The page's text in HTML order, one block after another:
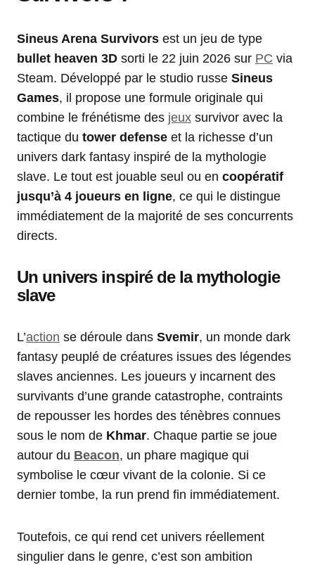
Sineus Arena Survivors est un jeu de type
bullet heaven 3D sorti le 22 juin 2026 sur PC via
Steam. Développé par le studio russe Sineus
Games, il propose une formule originale qui
combine le frénétisme des jeux survivor avec la
tactique du tower defense et la richesse d’un
univers dark fantasy inspiré de la mythologie
slave. Le tout est jouable seul ou en coopératif
jusqu’à 4 joueurs en ligne, ce qui le distingue
immédiatement de la majorité de ses concurrents
directs.
Un univers inspiré de la mythologie
slave
L’action se déroule dans Svemir, un monde dark
fantasy peuplé de créatures issues des légendes
slaves anciennes. Les joueurs y incarnent des
survivants d’une grande catastrophe, contraints
de repousser les hordes des ténèbres connues
sous le nom de Khmar. Chaque partie se joue
autour du Beacon, un phare magique qui
symbolise le cœur vivant de la colonie. Si ce
dernier tombe, la run prend fin immédiatement.
Toutefois, ce qui rend cet univers réellement
singulier dans le genre, c’est son ambition